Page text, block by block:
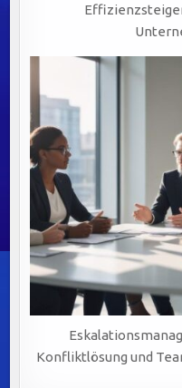
Konfliktlösung und